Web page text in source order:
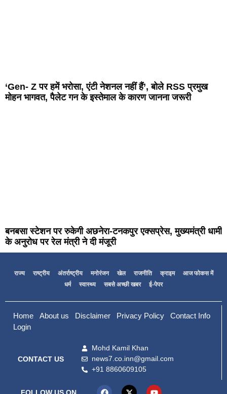
‘Gen- Z पर हमें भरोसा, एंटी नेशनल नहीं हैं’, बोले RSS प्रमुख
मोहन भागवत, पैलेट गन के इस्तेमाल के कारण जानना जरूरी
बनबसा स्टेशन पर रुकेगी अछनेरा-टनकपुर एक्सप्रेस, मुख्यमंत्री धामी
के अनुरोध पर रेल मंत्री ने दी मंजूरी
राज्य राष्ट्रीय अंतर्राष्ट्रीय मनोरंजन खेल राजनीति क्राइम
आज फोकस में
धर्म
स्वास्थ्य सबसे अच्छी खबर ई-पेपर
Home About us Disclaimer Privacy Policy
Contact Info
Login
CONTACT US
Mohd Kamil Khan
news7.co.inn@gmail.com
+91 8860609105